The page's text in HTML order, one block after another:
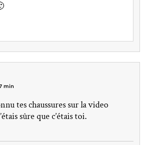
min
tes chaussures sur la video
sûre que c’étais toi.